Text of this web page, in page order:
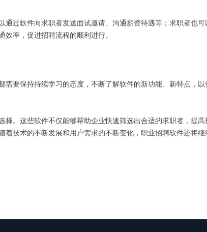
过软件向求职者发送面试邀请、沟通薪资待遇等；求职者也可
效率，促进招聘流程的顺利进行。
要保持持续学习的态度，不断了解软件的新功能、新特点，以
。这些软件不仅能够帮助企业快速筛选出合适的求职者，提高
技术的不断发展和用户需求的不断变化，职业招聘软件还将继